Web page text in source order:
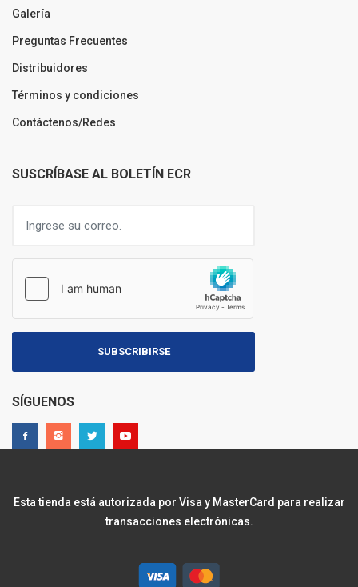
Galería
Preguntas Frecuentes
Distribuidores
Términos y condiciones
Contáctenos/Redes
SUSCRÍBASE AL BOLETÍN ECR
SUBSCRIBIRSE
SÍGUENOS
Esta tienda está autorizada por Visa y MasterCard para realizar
transacciones electrónicas.